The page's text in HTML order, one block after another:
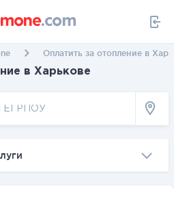
Оплатить за отопление в
в Харькове